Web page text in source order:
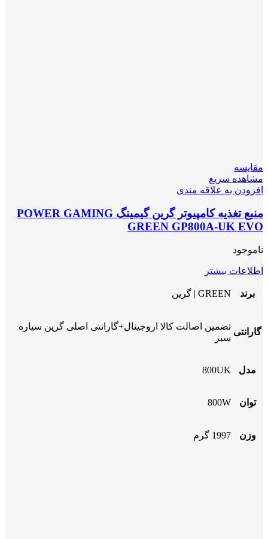
مقایسه
مشاهده سریع
افزودن به علاقه مندی
منبع تغذیه کامپیوتر گرین گیمینگ POWER GAMING
GREEN GP800A-UK EVO
ناموجود
اطلاعات بیشتر
برند GREEN | گرین
گارانتی
تضمین اصالت کالا اروجینال+گارانتی اصلی گرین سیاره
سبز
مدل 800UK
توان 800W
وزن 1997 گرم